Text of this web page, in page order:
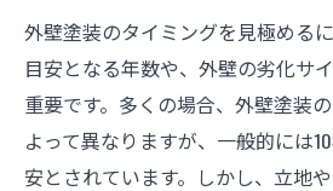
外壁塗装の耐用年数を左
は
塗り替え周期と外壁塗
い知識
長持ちする外壁塗装のた
外壁塗装のタイミングを見極める
目安となる年数や、外壁の劣化サ
重要です。多くの場合、外壁塗装
よって異なりますが、一般的には
安とされています。しかし、立地